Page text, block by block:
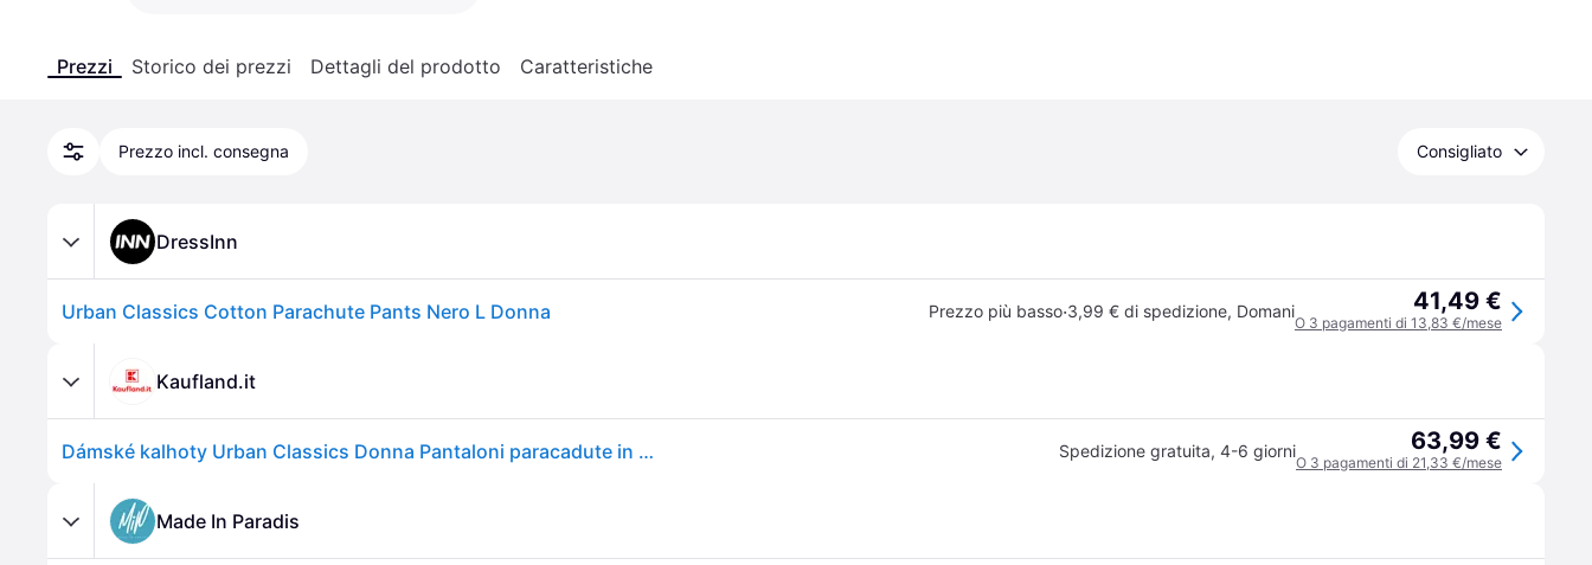
Prezzi Storico dei prezzi Dettagli del prodotto Caratteristiche
Prezzo incl. consegna Consigliato
DressInn
Urban Classics Cotton Parachute Pants Nero L Donna Prezzo più basso·3,99 € di spedizione, Domani 41,49 €
O 3 pagamenti di 13,83 €/mese
Kaufland.it
Dámské kalhoty Urban Classics Donna Pantaloni paracadute in cotone nero - 5XL Spedizione gratuita, 4-6 giorni 63,99 €
O 3 pagamenti di 21,33 €/mese
Made In Paradis